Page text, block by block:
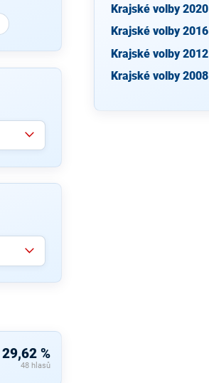
29,62 %
48 hlasů
Krajské volby 2020
Krajské volby 2016
Krajské volby 2012
Krajské volby 2008